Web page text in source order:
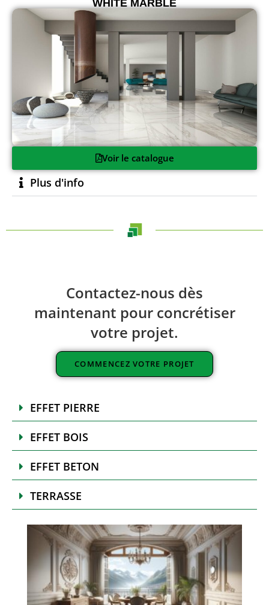
WHITE MARBLE
Voir le catalogue
Plus d'info
Contactez-nous dès
maintenant pour concrétiser
votre projet.
COMMENCEZ VOTRE PROJET
EFFET PIERRE
EFFET BOIS
EFFET BETON
TERRASSE